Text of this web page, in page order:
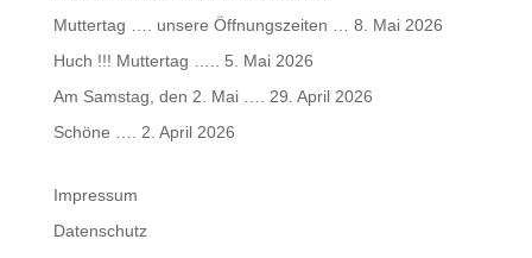
Muttertag …. unsere Öffnungszeiten …
8. Mai 2026
Huch !!! Muttertag …..
5. Mai 2026
Am Samstag, den 2. Mai ….
29. April 2026
Schöne ….
2. April 2026
Impressum
Datenschutz